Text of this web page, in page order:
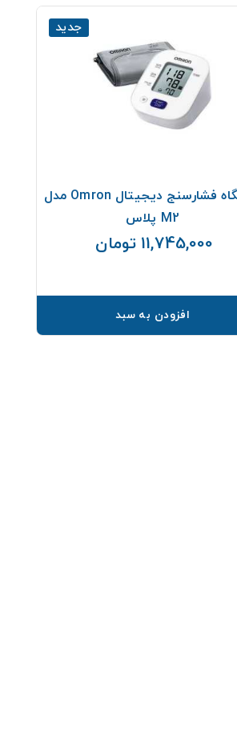
جدید
دستگاه فشارسنج دیجیتال Omron مدل
M2 پلاس
11,745,000 تومان
افزودن به سبد